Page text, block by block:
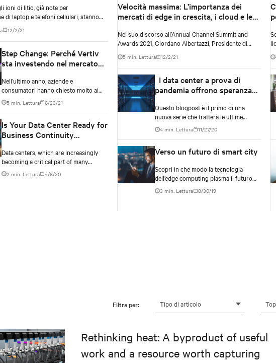
ioni di litio, già note per
di laptop e telefoni cellulari, stanno
positivi nel settore dei sistemi
Power Supply).
12/2/21
Step Change: Perché Vertiv
sta investendo nel mercato
dei data center modulari
Nell’ultimo anno, aziende e
consumatori hanno chiesto molto ai
propri dati e alle proprie infrastrutture
digitali e, in genere, hanno ottenuto i
pandemia di Covid-19 è aumentata la
richiesta informatica (per
videochiamate di lavoro, software per
la didattica a distanza o servizi di
streaming).
5 min. Lettura 6/23/21
Is Your Data Center Ready for
Business Continuity
Planning?
Data centers, which are increasingly
becoming a critical part of many
organizations, should be part of your
Business Continuity Planning. As we
2 min. Lettura 4/8/20
Velocità massima: L’importanza dei
mercati di edge in crescita, i cloud e le
Nel suo discorso all’Annual Channel Summit and
Awards 2021, Giordano Albertazzi, Presidente di
Oriente e Africa, ha sottolineato l’impegno
dell’azienda nei confronti dei suoi partner di canale.
5 min. Lettura 12/2/21
I data center a prova di
pandemia offrono speranza
per il futuro
Questo blogpost è il primo di una
nuova serie che tratterà le ultime
ricerche di mercato e approfondisce il
report dell’Uptime Institute su come il
preparando per le future pandemie.
4 min. Lettura 11/27/20
Verso un futuro di smart city
Scopri in che modo la tecnologia
dell’edge computing plasma il futuro
delle smart city, dell’IoT e dell’AI.
3 min. Lettura 8/30/19
Filtra per: Tipo di articolo
Rethinking heat: A byproduct of useful
work and a resource worth capturing